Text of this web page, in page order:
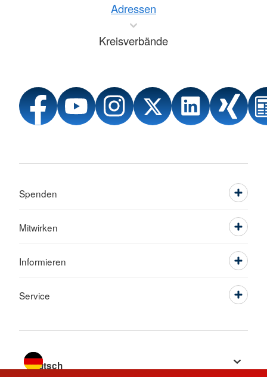
Adressen
Kreisverbände
Spenden
Mitwirken
Informieren
Service
Sprache wechseln zu